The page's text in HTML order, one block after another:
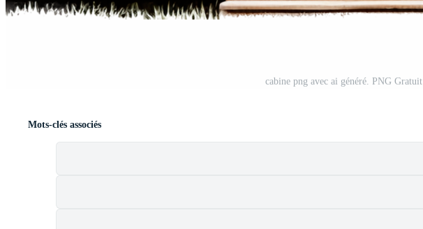
cabine png avec ai généré. PNG Gratuit
Mots-clés associés